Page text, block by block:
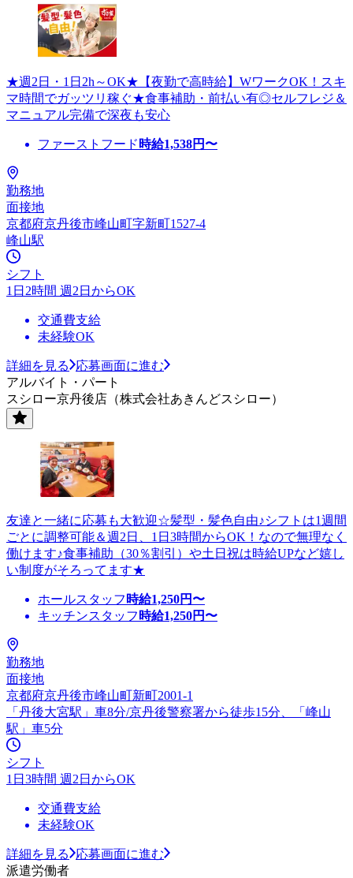
★週2日・1日2h～OK★【夜勤で高時給】WワークOK！スキ
マ時間でガッツリ稼ぐ★食事補助・前払い有◎セルフレジ＆
マニュアル完備で深夜も安心
ファーストフード 時給1,538円〜
勤務地
面接地
京都府京丹後市峰山町字新町1527-4
峰山駅
シフト
1日2時間 週2日からOK
交通費支給
未経験OK
詳細を見る
応募画面に進む
アルバイト・パート
スシロー京丹後店（株式会社あきんどスシロー）
友達と一緒に応募も大歓迎☆髪型・髪色自由♪シフトは1週間
ごとに調整可能＆週2日、1日3時間からOK！なので無理なく
働けます♪食事補助（30％割引）や土日祝は時給UPなど嬉し
い制度がそろってます★
ホールスタッフ 時給1,250円〜
キッチンスタッフ 時給1,250円〜
勤務地
面接地
京都府京丹後市峰山町新町2001-1
「丹後大宮駅」車8分/京丹後警察署から徒歩15分、「峰山
駅」車5分
シフト
1日3時間 週2日からOK
交通費支給
未経験OK
詳細を見る
応募画面に進む
派遣労働者